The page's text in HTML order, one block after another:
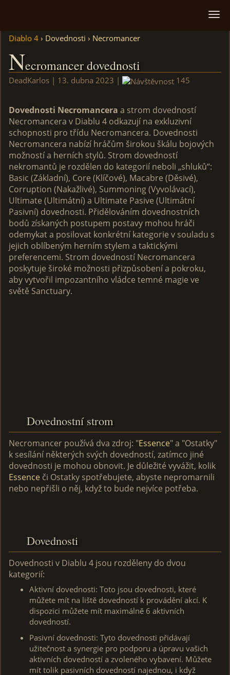
Diablo 4 › Dovednosti › Necromancer
Necromancer dovednosti
DeadKarlos | 13. dubna 2023 | 145
Dovednosti Necromancera a strom dovedností
Necromancera v Diablu 4 odkazují na exkluzivní
schopnosti pro třídu Necromancera. Dovednosti
Necromancera nabízí hráčům širokou škálu bojových
možností a herních stylů. Strom dovedností
nekromantů je rozdělen do kategorií neboli „shluků“:
Basic (Základní), Core (Klíčové), Macabre (Děsivé),
Corruption (Nakažlivé), Summoning (Vyvolávací),
Ultimate (Ultimátní) a Ultimate Pasive (Ultimátní
Pasivní) dovednosti. Přidělováním dovednostních
bodů získaných postupem postavy mohou hráči
odemykat a posilovat konkrétní kategorie v souladu s
jejich oblíbeným herním stylem a taktickými
preferencemi. Strom dovedností Necromancera
poskytuje široké možnosti přizpůsobení a pokroku,
aby vytvořil impozantního vládce temné magie ve
světě Sanctuary.
Dovednostní strom
Necromancer používá dva zdroj: "Essence" a "Ostatky"
k sesílání některých svých dovedností, zatímco jiné
dovednosti je mohou obnovit. Je důležité vyvážit, kolik
Essence či Ostatky spotřebujete, abyste nepromarnili
nebo nepřišli o něj, když to bude nejvíce potřeba.
Dovednosti
Dovednosti v Diablu 4 jsou rozděleny do dvou
kategorií:
Aktivní dovednosti: Toto jsou dovednosti, které
můžete mít na liště dovedností k provádění akcí. K
dispozici můžete mít maximálně 6 aktivních
dovedností.
Pasivní dovednosti: Tyto dovednosti přidávají
užitečnost a synergie pro podporu a úpravu vašich
aktivních dovedností a zvoleného vybavení. Můžete
mít tolik pasivních dovedností najednou, i když